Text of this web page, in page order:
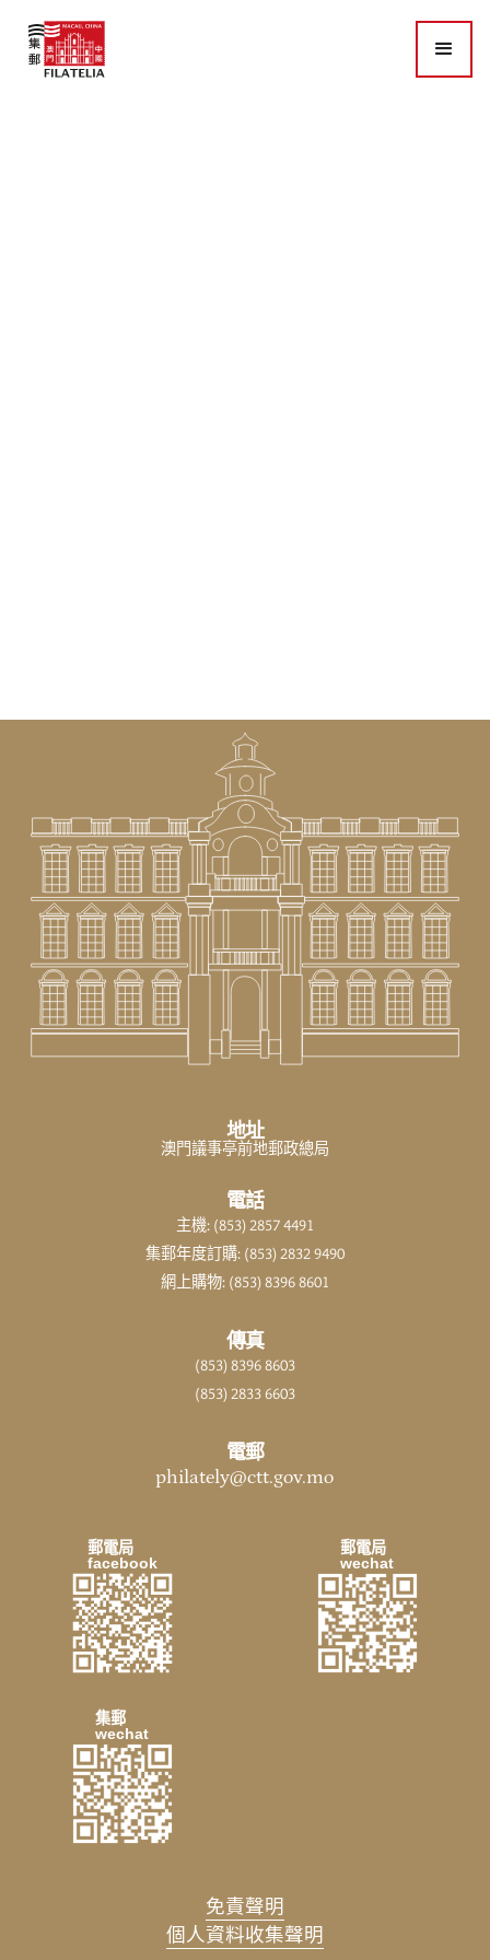
免責聲明
個人資料收集聲明
郵電局
facebook
郵電局
wechat
集郵
wechat
地址
澳門議事亭前地郵政總局
電話
主機: (853) 2857 4491
集郵年度訂購: (853) 2832 9490
網上購物: (853) 8396 8601
傳真
(853) 8396 8603
(853) 2833 6603
電郵
philately@ctt.gov.mo